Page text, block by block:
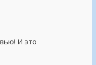
И это